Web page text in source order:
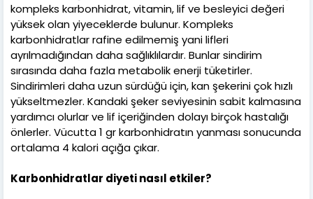
kompleks karbonhidrat, vitamin, lif ve besleyici değeri
yüksek olan yiyeceklerde bulunur. Kompleks
karbonhidratlar rafine edilmemiş yani lifleri
ayrılmadığından daha sağlıklılardır. Bunlar sindirim
sırasında daha fazla metabolik enerji tüketirler.
Sindirimleri daha uzun sürdüğü için, kan şekerini çok hızlı
yükseltmezler. Kandaki şeker seviyesinin sabit kalmasına
yardımcı olurlar ve lif içeriğinden dolayı birçok hastalığı
önlerler. Vücutta 1 gr karbonhidratın yanması sonucunda
ortalama 4 kalori açığa çıkar.
Karbonhidratlar diyeti nasıl etkiler?